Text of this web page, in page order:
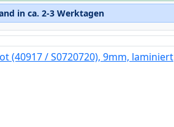
in ca. 2-3 Werktagen
(40917 / S0720720), 9mm, laminiert